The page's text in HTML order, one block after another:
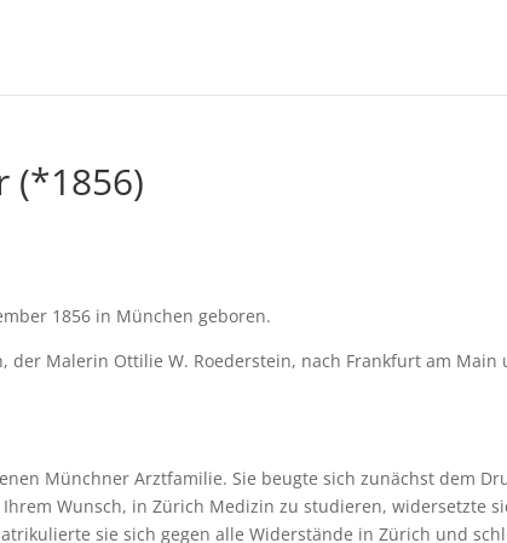
(*1856)
1856 in München geboren.
der Malerin Ottilie W. Roederstein, nach Frankfurt am Main
Münchner Arztfamilie. Sie beugte sich zunächst dem
Wunsch, in Zürich Medizin zu studieren, widersetzte
sie sich gegen alle Widerstände in Zürich und